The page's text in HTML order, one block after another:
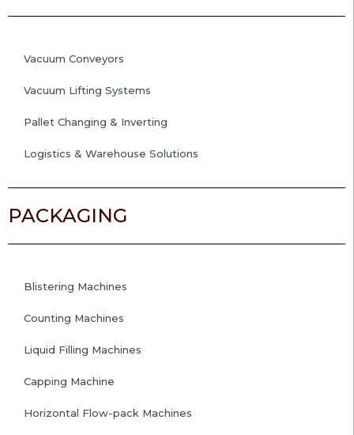
Vacuum Conveyors
Vacuum Lifting Systems
Pallet Changing & Inverting
Logistics & Warehouse Solutions
PACKAGING
Blistering Machines
Counting Machines
Liquid Filling Machines
Capping Machine
Horizontal Flow-pack Machines